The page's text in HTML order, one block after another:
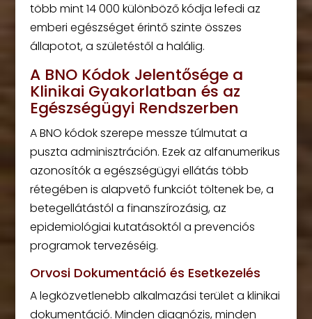
több mint 14 000 különböző kódja lefedi az
emberi egészséget érintő szinte összes
állapotot, a születéstől a halálig.
A BNO Kódok Jelentősége a
Klinikai Gyakorlatban és az
Egészségügyi Rendszerben
A BNO kódok szerepe messze túlmutat a
puszta adminisztráción. Ezek az alfanumerikus
azonosítók a egészségügyi ellátás több
rétegében is alapvető funkciót töltenek be, a
betegellátástól a finanszírozásig, az
epidemiológiai kutatásoktól a prevenciós
programok tervezéséig.
Orvosi Dokumentáció és Esetkezelés
A legközvetlenebb alkalmazási terület a klinikai
dokumentáció. Minden diagnózis, minden